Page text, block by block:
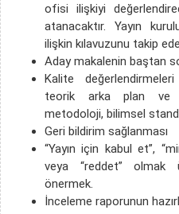
ofisi ilişkiyi
atanacaktır. Yayın
ilişkin kılavuzunu takip
Aday makalenin baştan
Kalite
teorik arka plan ve
metodoloji, bilimsel
Geri bildirim sağlanması
“Yayın için kabul et”,
veya “reddet” olmak
önermek.
İnceleme raporunun